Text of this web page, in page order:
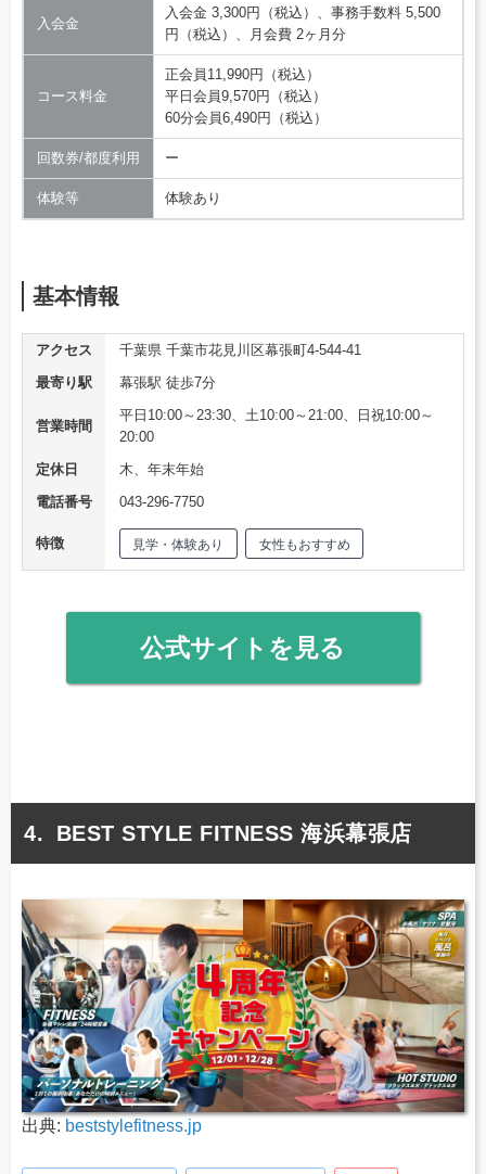
入会金
入会金 3,300円（税込）、事務手数料 5,500
円（税込）、月会費 2ヶ月分
コース料金
正会員11,990円（税込）
平日会員9,570円（税込）
60分会員6,490円（税込）
回数券/都度利用 ー
体験等 体験あり
基本情報
アクセス
千葉県 千葉市花見川区幕張町4-544-41
最寄り駅
幕張駅 徒歩7分
営業時間
平日10:00～23:30、土10:00～21:00、日祝10:00～
20:00
定休日
木、年末年始
電話番号
043-296-7750
特徴 見学・体験あり 女性もおすすめ
公式サイトを見る
BEST STYLE FITNESS 海浜幕張店
出典: beststylefitness.jp